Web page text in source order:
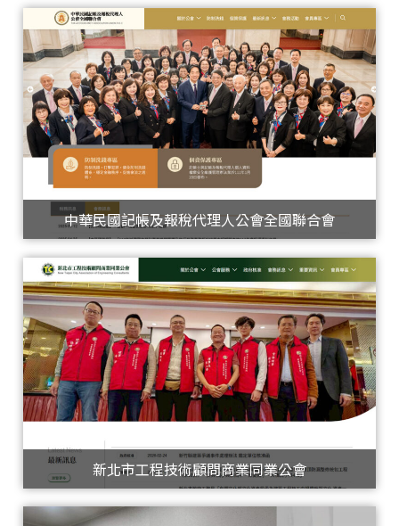
中華民國記帳及報稅代理人公會全國聯合會
新北市工程技術顧問商業同業公會